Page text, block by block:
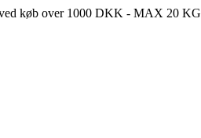
køb over 1000 DKK - MAX 20 KG